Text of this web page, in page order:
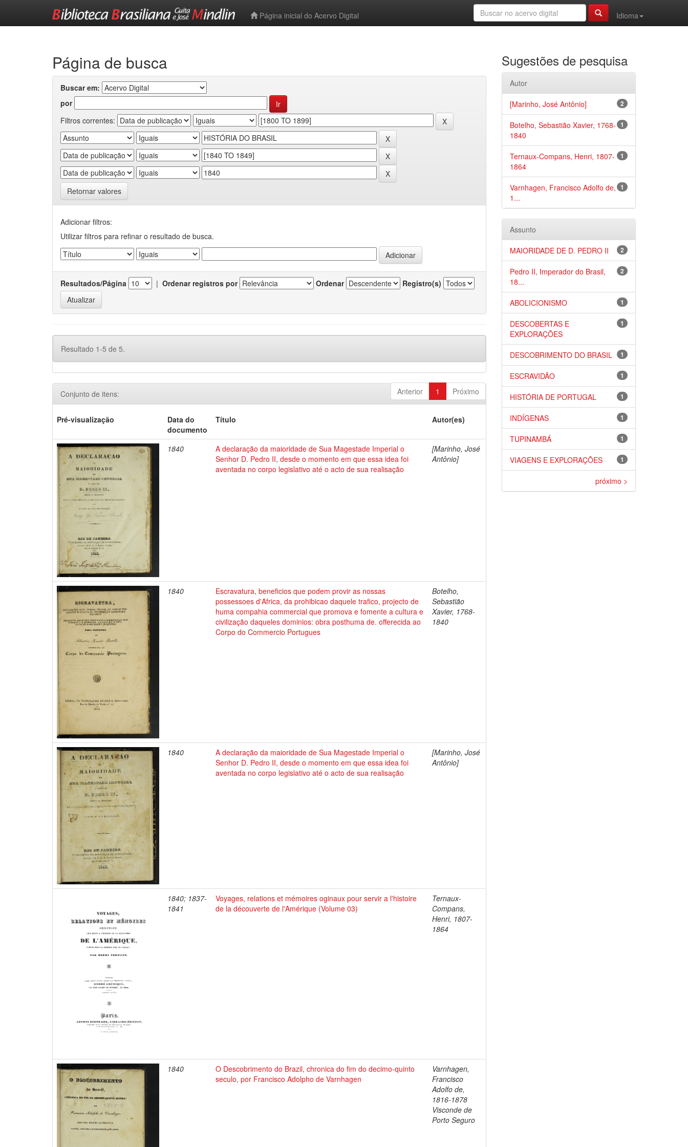
Página inicial do Acervo Digital
Idioma
Página de busca
Buscar em:
por
Filtros correntes:
Retornar valores
Adicionar filtros:
Utilizar filtros para refinar o resultado de busca.
Resultados/Página | Ordenar registros por Ordenar Registro(s)
Resultado 1-5 de 5.
Anterior 1 Próximo
Conjunto de itens:
Pré-visualização
Data do
documento
Título Autor(es)
1840
A declaração da maioridade de Sua Magestade Imperial o
Senhor D. Pedro II, desde o momento em que essa idea foi
aventada no corpo legislativo até o acto de sua realisação
[Marinho, José
Antônio]
1840
Escravatura, beneficios que podem provir as nossas
possessoes d'Africa, da prohibicao daquele trafico, projecto de
huma compahia commercial que promova e fomente a cultura e
civilização daqueles dominios: obra posthuma de. offerecida ao
Corpo do Commercio Portugues
Botelho,
Sebastião
Xavier, 1768-
1840
1840
A declaração da maioridade de Sua Magestade Imperial o
Senhor D. Pedro II, desde o momento em que essa idea foi
aventada no corpo legislativo até o acto de sua realisação
[Marinho, José
Antônio]
1840; 1837-
1841
Voyages, relations et mémoires oginaux pour servir a l'histoire
de la découverte de l'Amérique (Volume 03)
Ternaux-
Compans,
Henri, 1807-
1864
1840
O Descobrimento do Brazil, chronica do fim do decimo-quinto
seculo, por Francisco Adolpho de Varnhagen
Varnhagen,
Francisco
Adolfo de,
1816-1878
Visconde de
Porto Seguro
Sugestões de pesquisa
Autor
2
[Marinho, José Antônio]
1
Botelho, Sebastião Xavier, 1768-
1840
1
Ternaux-Compans, Henri, 1807-
1864
1
Varnhagen, Francisco Adolfo de,
1...
Assunto
2
MAIORIDADE DE D. PEDRO II
2
Pedro II, Imperador do Brasil,
18...
1
ABOLICIONISMO
1
DESCOBERTAS E
EXPLORAÇÕES
1
DESCOBRIMENTO DO BRASIL
1
ESCRAVIDÃO
1
HISTÓRIA DE PORTUGAL
1
INDÍGENAS
1
TUPINAMBÁ
1
VIAGENS E EXPLORAÇÕES
próximo >